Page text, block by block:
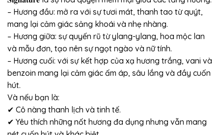
– Hương đầu: mở ra với sự tươi mát, thanh tao từ quýt,
mang lại cảm giác sảng khoái và nhẹ nhàng.
– Hương giữa: sự quyến rũ từ ylang-ylang, hoa mộc lan
và mẫu đơn, tạo nên sự ngọt ngào và nữ tính.
– Hương cuối: với sự kết hợp của xạ hương trắng, vani và
benzoin mang lại cảm giác ấm áp, sâu lắng và đầy cuốn
hút.
Và nếu bạn là:
✔ Cô nàng thanh lịch và tinh tế.
✔ Yêu thích những nốt hương đa dụng nhưng vẫn mang